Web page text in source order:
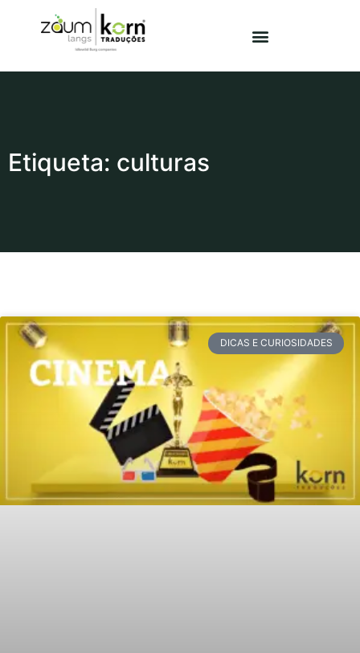
Etiqueta: culturas
DICAS E CURIOSIDADES